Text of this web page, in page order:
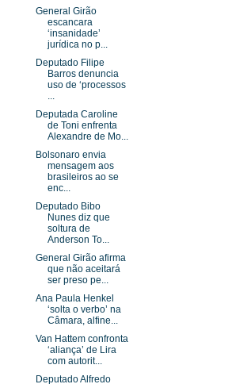
General Girão
escancara
‘insanidade’
jurídica no p...
Deputado Filipe
Barros denuncia
uso de ‘processos
...
Deputada Caroline
de Toni enfrenta
Alexandre de Mo...
Bolsonaro envia
mensagem aos
brasileiros ao se
enc...
Deputado Bibo
Nunes diz que
soltura de
Anderson To...
General Girão afirma
que não aceitará
ser preso pe...
Ana Paula Henkel
‘solta o verbo’ na
Câmara, alfine...
Van Hattem confronta
‘aliança’ de Lira
com autorit...
Deputado Alfredo